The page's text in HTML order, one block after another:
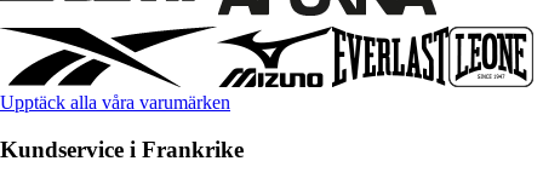
Upptäck alla våra varumärken
Kundservice i Frankrike